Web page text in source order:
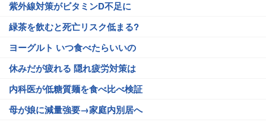
紫外線対策がビタミンD不足に
緑茶を飲むと死亡リスク低まる?
ヨーグルト いつ食べたらいいの
休みだが疲れる 隠れ疲労対策は
内科医が低糖質麺を食べ比べ検証
母が娘に減量強要→家庭内別居へ